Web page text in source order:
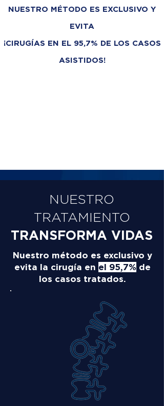
NUESTRO MÉTODO ES EXCLUSIVO Y
EVITA
¡CIRUGÍAS EN EL 95,7% DE LOS CASOS
ASISTIDOS!
NUESTRO
TRATAMIENTO
TRANSFORMA VIDAS
Nuestro método es exclusivo y
evita la cirugía en el 95,7% de
los casos tratados.